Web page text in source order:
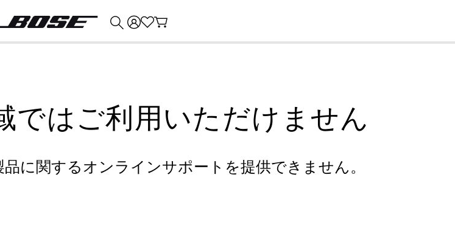
ではご利用いただけません
に関するオンラインサポートを提供できません。